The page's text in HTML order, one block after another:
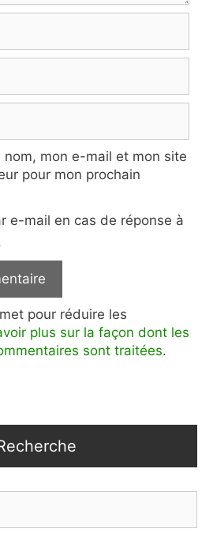
nom, mon e-mail et mon site
pour mon prochain
e-mail en cas de réponse à
pour réduire les
plus sur la façon dont les
sont traitées.